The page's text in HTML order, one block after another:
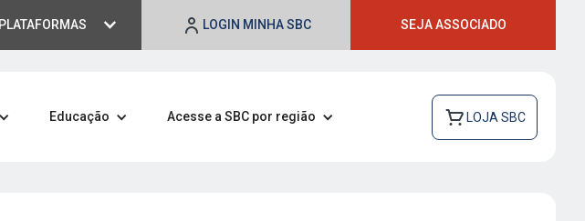
LOGIN MINHA SBC SEJA ASSOCIADO
Educação Acesse a SBC por região LOJA SBC